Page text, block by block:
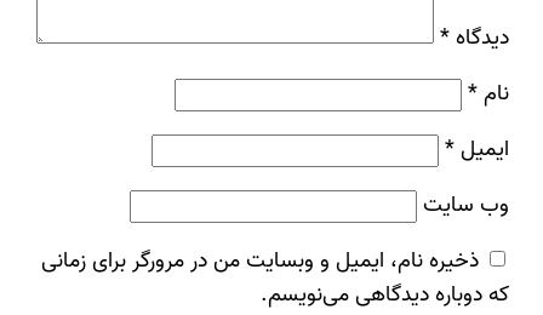
دیدگاه *
نام*
ایمیل*
وب‌ سایت
ذخیره نام، ایمیل و وبسایت من در مرورگر برای زمانی
که دوباره دیدگاهی می‌نویسم.